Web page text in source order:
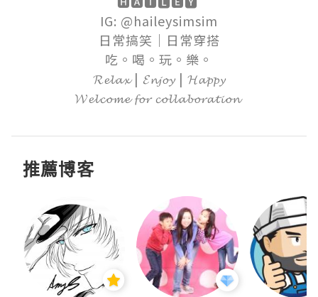
IG: @haileysimsim
日常搞笑｜日常穿搭
吃。喝。玩。樂。
𝓡𝓮𝓵𝓪𝔁 | 𝓔𝓷𝓳𝓸𝔂 | 𝓗𝓪𝓹𝓹𝔂
𝓦𝓮𝓵𝓬𝓸𝓶𝓮 𝓯𝓸𝓻 𝓬𝓸𝓵𝓵𝓪𝓫𝓸𝓻𝓪𝓽𝓲𝓸𝓷
推薦博客